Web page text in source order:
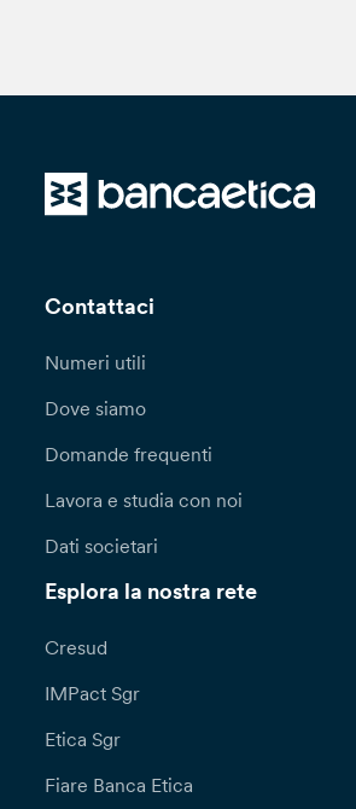
Contattaci
Numeri utili
Dove siamo
Domande frequenti
Lavora e studia con noi
Dati societari
Esplora la nostra rete
Cresud
IMPact Sgr
Etica Sgr
Fiare Banca Etica